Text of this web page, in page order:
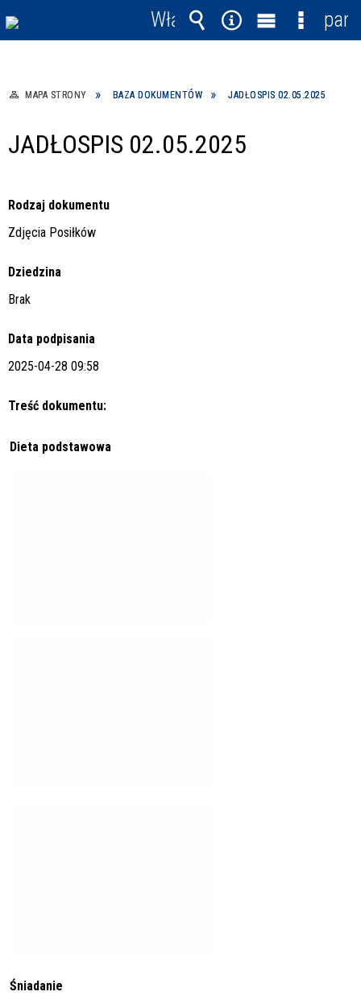
MAPA STRONY BAZA DOKUMENTÓW JADŁOSPIS 02.05.2025
JADŁOSPIS 02.05.2025
Rodzaj dokumentu
Zdjęcia Posiłków
Dziedzina
Brak
Data podpisania
2025-04-28 09:58
Treść dokumentu:
Dieta podstawowa
Śniadanie
Włącz
powiadomienia
Wyszukiwarka
Narzędzia
MenuMenu